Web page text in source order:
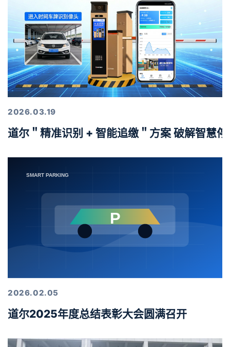
2026.03.19
道尔＂精准识别 + 智能追缴＂方案 破解智慧
2026.02.05
道尔2025年度总结表彰大会圆满召开